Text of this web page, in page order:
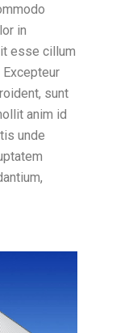
in
esse cillum
sunt
anim id
unde